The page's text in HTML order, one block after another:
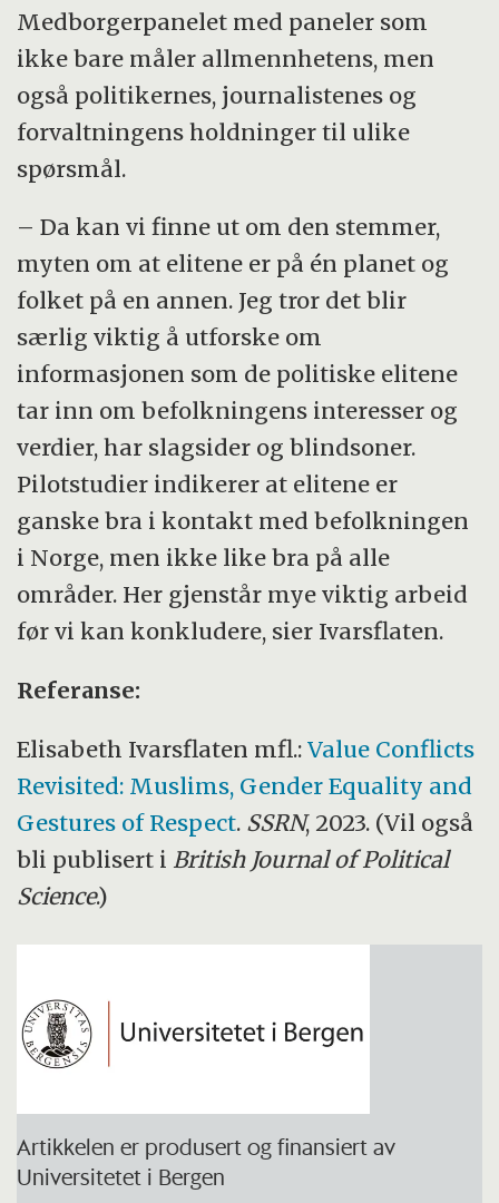
Medborgerpanelet med paneler som
ikke bare måler allmennhetens, men
også politikernes, journalistenes og
forvaltningens holdninger til ulike
spørsmål.
– Da kan vi finne ut om den stemmer,
myten om at elitene er på én planet og
folket på en annen. Jeg tror det blir
særlig viktig å utforske om
informasjonen som de politiske elitene
tar inn om befolkningens interesser og
verdier, har slagsider og blindsoner.
Pilotstudier indikerer at elitene er
ganske bra i kontakt med befolkningen
i Norge, men ikke like bra på alle
områder. Her gjenstår mye viktig arbeid
før vi kan konkludere, sier Ivarsflaten.
Referanse:
Elisabeth Ivarsflaten mfl.:Value Conflicts
Revisited: Muslims, Gender Equality and
Gestures of Respect. SSRN, 2023. (Vil også
bli publisert i British Journal of Political
Science.)
Artikkelen er produsert og finansiert av
Universitetet i Bergen